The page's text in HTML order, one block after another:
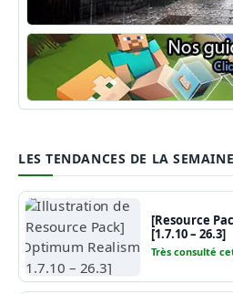
Shaders Minecraft
Guide Minecraft
LES TENDANCES DE LA SEMAINE
[Resource
[1.7.10 – 26.3]
Très consulté